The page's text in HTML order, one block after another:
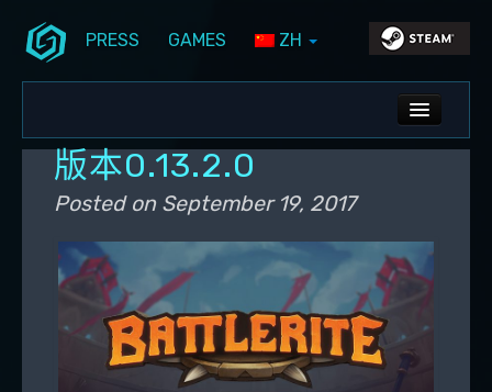
PRESS GAMES ZH
ALL NEWS
DEV BLOG
PS5 UPDATES
版本0.13.2.0
Posted on September 19, 2017